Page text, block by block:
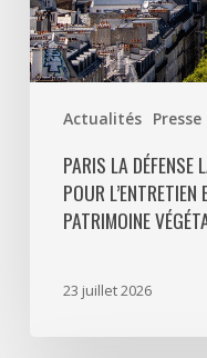
Actualités Presse
son
patrimoine
végétal
PARIS LA DÉFENSE
POUR
PATRIMOINE
23 juillet 2026